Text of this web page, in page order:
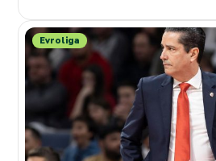
Evroliga